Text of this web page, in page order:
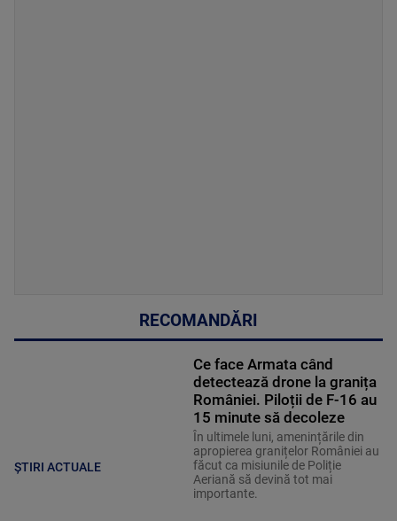
RECOMANDĂRI
ȘTIRI ACTUALE
Ce face Armata când
detectează drone la granița
României. Piloții de F-16 au
15 minute să decoleze
În ultimele luni, amenințările din
apropierea granițelor României au
făcut ca misiunile de Poliție
Aeriană să devină tot mai
importante.